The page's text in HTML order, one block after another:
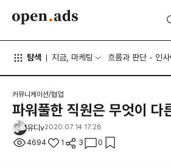
탐색 지금, 마케팅 흐름과 판단 인사
커뮤니케이션/협업
파워풀한 직원은 무엇이 다
유디v2020.07.14 17:28
4694 1 3 0